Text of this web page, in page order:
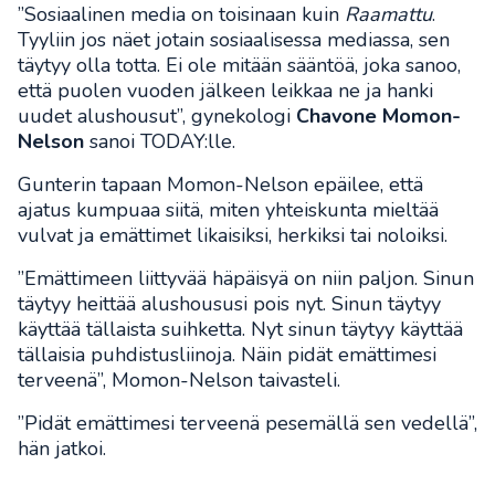
”Sosiaalinen media on toisinaan kuin Raamattu.
Tyyliin jos näet jotain sosiaalisessa mediassa, sen
täytyy olla totta. Ei ole mitään sääntöä, joka sanoo,
että puolen vuoden jälkeen leikkaa ne ja hanki
uudet alushousut”, gynekologi Chavone Momon-
Nelson sanoi TODAY:lle.
Gunterin tapaan Momon-Nelson epäilee, että
ajatus kumpuaa siitä, miten yhteiskunta mieltää
vulvat ja emättimet likaisiksi, herkiksi tai noloiksi.
”Emättimeen liittyvää häpäisyä on niin paljon. Sinun
täytyy heittää alushoususi pois nyt. Sinun täytyy
käyttää tällaista suihketta. Nyt sinun täytyy käyttää
tällaisia puhdistusliinoja. Näin pidät emättimesi
terveenä”, Momon-Nelson taivasteli.
”Pidät emättimesi terveenä pesemällä sen vedellä”,
hän jatkoi.